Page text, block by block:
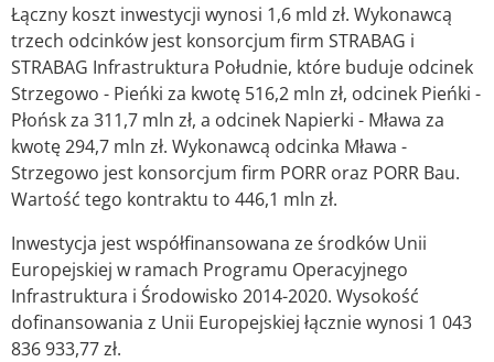
Łączny koszt inwestycji wynosi 1,6 mld zł. Wykonawcą
trzech odcinków jest konsorcjum firm STRABAG i
STRABAG Infrastruktura Południe, które buduje odcinek
Strzegowo - Pieńki za kwotę 516,2 mln zł, odcinek Pieńki -
Płońsk za 311,7 mln zł, a odcinek Napierki - Mława za
kwotę 294,7 mln zł. Wykonawcą odcinka Mława -
Strzegowo jest konsorcjum firm PORR oraz PORR Bau.
Wartość tego kontraktu to 446,1 mln zł.
Inwestycja jest współfinansowana ze środków Unii
Europejskiej w ramach Programu Operacyjnego
Infrastruktura i Środowisko 2014-2020. Wysokość
dofinansowania z Unii Europejskiej łącznie wynosi 1 043
836 933,77 zł.